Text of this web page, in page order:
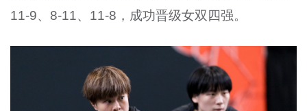
11-9、8-11、11-8，成功晋级女双四强。